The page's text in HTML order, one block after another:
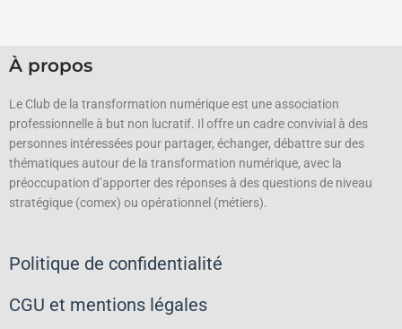
À propos
Le Club de la transformation numérique est une association
professionnelle à but non lucratif. Il offre un cadre convivial à des
personnes intéressées pour partager, échanger, débattre sur des
thématiques autour de la transformation numérique, avec la
préoccupation d’apporter des réponses à des questions de niveau
stratégique (comex) ou opérationnel (métiers).
Politique de confidentialité
CGU et mentions légales